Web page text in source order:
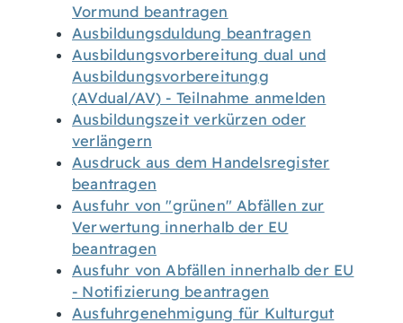
Vormund beantragen
Ausbildungsduldung beantragen
Ausbildungsvorbereitung dual und
Ausbildungsvorbereitungg
(AVdual/AV) - Teilnahme anmelden
Ausbildungszeit verkürzen oder
verlängern
Ausdruck aus dem Handelsregister
beantragen
Ausfuhr von "grünen" Abfällen zur
Verwertung innerhalb der EU
beantragen
Ausfuhr von Abfällen innerhalb der EU
- Notifizierung beantragen
Ausfuhrgenehmigung für Kulturgut